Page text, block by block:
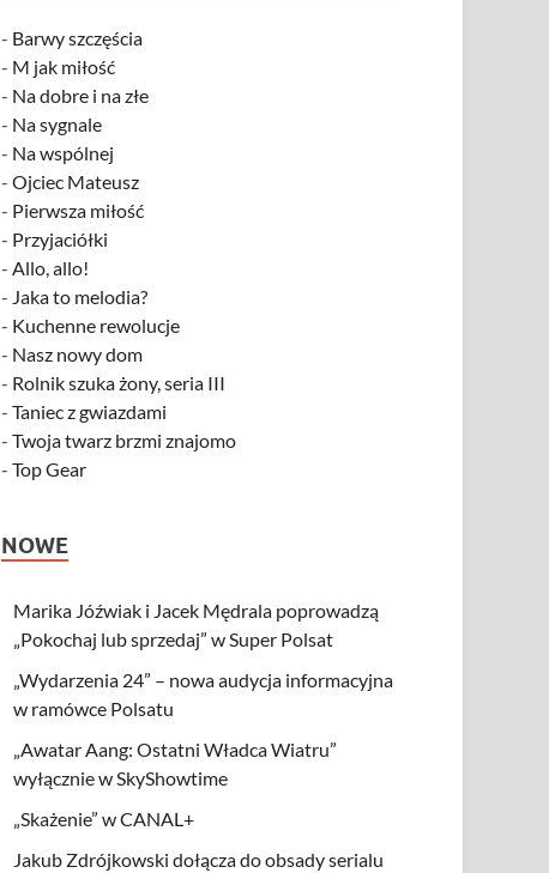
- Barwy szczęścia
- M jak miłość
- Na dobre i na złe
- Na sygnale
- Na wspólnej
-Ojciec Mateusz
- Pierwsza miłość
- Przyjaciółki
-Allo, allo!
- Jaka to melodia?
- Kuchenne rewolucje
- Nasz nowy dom
- Rolnik szuka żony, seria III
-Taniec z gwiazdami
-Twoja twarz brzmi znajomo
-Top Gear
NOWE
Marika Jóźwiak i Jacek Mędrala poprowadzą
„Pokochaj lub sprzedaj” w Super Polsat
„Wydarzenia 24” – nowa audycja informacyjna
w ramówce Polsatu
„Awatar Aang: Ostatni Władca Wiatru”
wyłącznie w SkyShowtime
„Skażenie” w CANAL+
Jakub Zdrójkowski dołącza do obsady serialu